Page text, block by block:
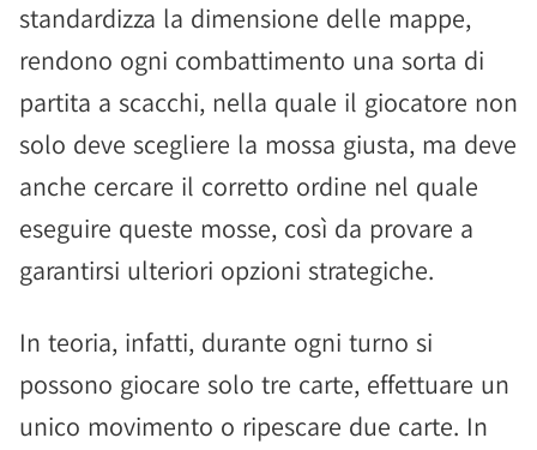
standardizza la dimensione delle mappe,
rendono ogni combattimento una sorta di
partita a scacchi, nella quale il giocatore non
solo deve scegliere la mossa giusta, ma deve
anche cercare il corretto ordine nel quale
eseguire queste mosse, così da provare a
garantirsi ulteriori opzioni strategiche.
In teoria, infatti, durante ogni turno si
possono giocare solo tre carte, effettuare un
unico movimento o ripescare due carte. In